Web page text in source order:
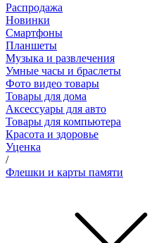
Распродажа
Новинки
Смартфоны
Планшеты
Музыка и развлечения
Умные часы и браслеты
Фото видео товары
Товары для дома
Аксессуары для авто
Товары для компьютера
Красота и здоровье
Уценка
/
Флешки и карты памяти